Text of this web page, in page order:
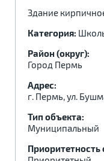
Здание
Категория:
Район (округ):
Город Пермь
Адрес:
г. Пермь, ул.
Тип объекта:
Муниципальный
Приоритетность